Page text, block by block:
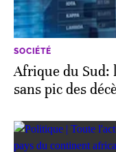
SOCIÉTÉ
Afrique du Sud:
sans pic des